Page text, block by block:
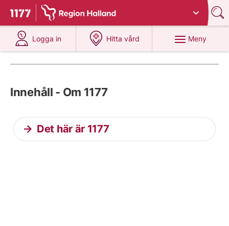
Till startsidan för 1177
Du har valt region Halland
Logga in
på 1177.se
Hitta vård
på 1177.se
Meny
Innehåll - Om 1177
Det här är 1177